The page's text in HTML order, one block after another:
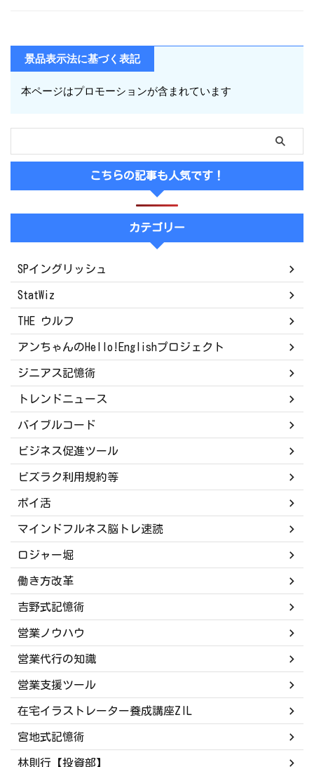
景品表示法に基づく表記
本ページはプロモーションが含まれています
こちらの記事も人気です！
カテゴリー
SPイングリッシュ
StatWiz
THE ウルフ
アンちゃんのHello!Englishプロジェクト
ジニアス記憶術
トレンドニュース
バイブルコード
ビジネス促進ツール
ビズラク利用規約等
ポイ活
マインドフルネス脳トレ速読
ロジャー堀
働き方改革
吉野式記憶術
営業ノウハウ
営業代行の知識
営業支援ツール
在宅イラストレーター養成講座ZIL
宮地式記憶術
林則行【投資部】